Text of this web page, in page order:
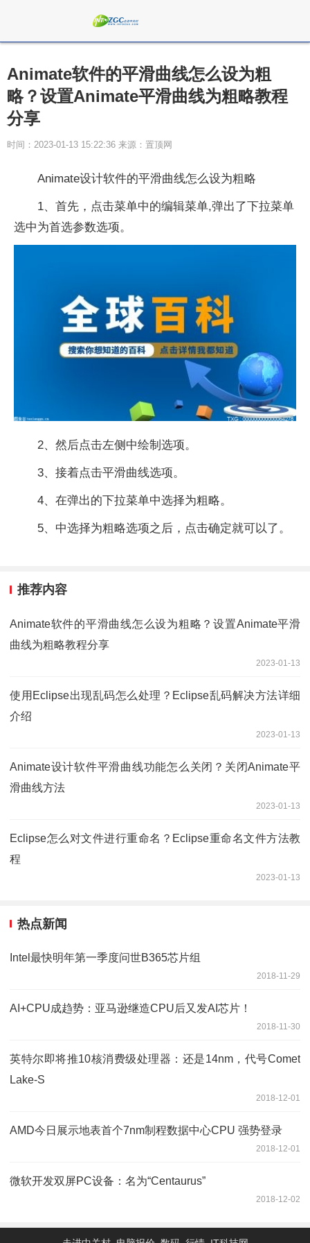
Animate软件的平滑曲线怎么设为粗
略？设置Animate平滑曲线为粗略教程
分享
时间：2023-01-13 15:22:36 来源：置顶网
Animate设计软件的平滑曲线怎么设为粗略
1、首先，点击菜单中的编辑菜单,弹出了下拉菜单
选中为首选参数选项。
2、然后点击左侧中绘制选项。
3、接着点击平滑曲线选项。
4、在弹出的下拉菜单中选择为粗略。
5、中选择为粗略选项之后，点击确定就可以了。
推荐内容
Animate软件的平滑曲线怎么设为粗略？设置Animate平滑
曲线为粗略教程分享
2023-01-13
使用Eclipse出现乱码怎么处理？Eclipse乱码解决方法详细
介绍
2023-01-13
Animate设计软件平滑曲线功能怎么关闭？关闭Animate平
滑曲线方法
2023-01-13
Eclipse怎么对文件进行重命名？Eclipse重命名文件方法教
程
2023-01-13
热点新闻
Intel最快明年第一季度问世B365芯片组
2018-11-29
AI+CPU成趋势：亚马逊继造CPU后又发AI芯片！
2018-11-30
英特尔即将推10核消费级处理器：还是14nm，代号Comet
Lake-S
2018-12-01
AMD今日展示地表首个7nm制程数据中心CPU 强势登录
2018-12-01
微软开发双屏PC设备：名为“Centaurus”
2018-12-02